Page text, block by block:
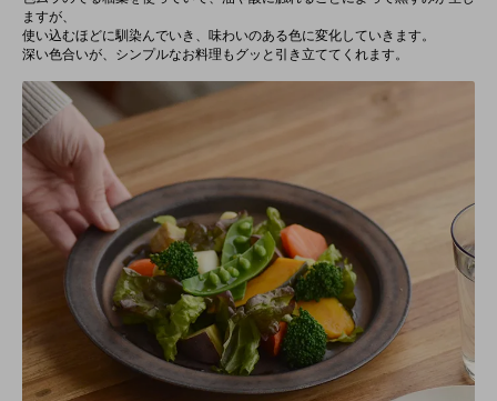
ますが、
使い込むほどに馴染んでいき、味わいのある色に変化していきます。
深い色合いが、シンプルなお料理もグッと引き立ててくれます。